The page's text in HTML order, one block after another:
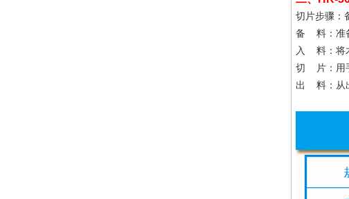
切片步骤：
备
料：准
入
料：将
切
片：用
出
料：从